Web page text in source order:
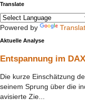
Translate
Powered by
Aktuelle Analyse
Entspannung im DAX
Die kurze Einschätzung
seinem Sprung über die
avisierte Zie...